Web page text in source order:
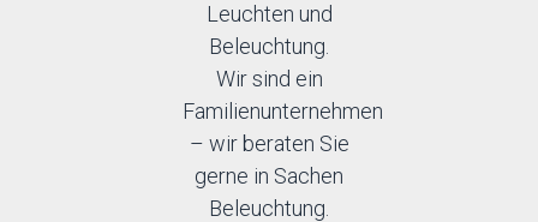
Leuchten und
Beleuchtung.
Wir sind ein
Familienunternehmen
– wir beraten Sie
gerne in Sachen
Beleuchtung.